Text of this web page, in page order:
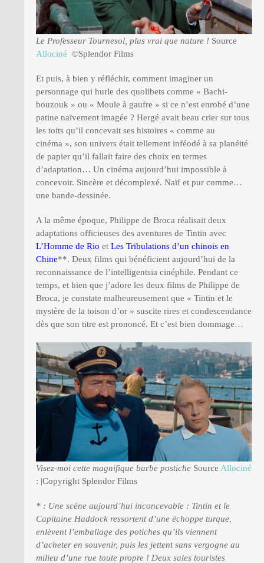
Le Professeur Tournesol, plus vrai que nature ! Source
Allociné ©Splendor Films
Et puis, à bien y réfléchir, comment imaginer un
personnage qui hurle des quolibets comme « Bachi-
bouzouk » ou « Moule à gaufre » si ce n’est enrobé d’une
patine naïvement imagée ? Hergé avait beau crier sur tous
les toits qu’il concevait ses histoires « comme au
cinéma », son univers était tellement inféodé à sa planéité
de papier qu’il fallait faire des choix en termes
d’adaptation… Un cinéma aujourd’hui impossible à
concevoir. Sincère et décomplexé. Naïf et pur comme…
une bande-dessinée.
A la même époque, Philippe de Broca réalisait deux
adaptations officieuses des aventures de Tintin avec
L’Homme de Rio et Les Tribulations d’un chinois en
Chine**. Deux films qui bénéficient aujourd’hui de la
reconnaissance de l’intelligentsia cinéphile. Pendant ce
temps, et bien que j’adore les deux films de Philippe de
Broca, je constate malheureusement que « Tintin et le
mystère de la toison d’or » suscite rires et condescendance
dès que son titre est prononcé. Et c’est bien dommage…
Visez-moi cette magnifique barbe postiche Source Allociné
: |Copyright Splendor Films
* : Une scène aujourd’hui inconcevable : Tintin et le
Capitaine Haddock ressortent d’une échoppe turque,
enlèvent l’emballage des potiches qu’ils viennent
d’acheter en souvenir, puis les jettent sans vergogne au
milieu d’une rue toute propre ! Deux sales touristes